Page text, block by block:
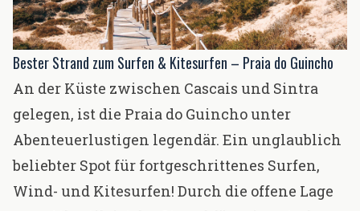
Bester Strand zum Surfen & Kitesurfen – Praia do Guincho
An der Küste zwischen Cascais und Sintra
gelegen, ist die Praia do Guincho unter
Abenteuerlustigen legendär. Ein unglaublich
beliebter Spot für fortgeschrittenes Surfen,
Wind- und Kitesurfen! Durch die offene Lage